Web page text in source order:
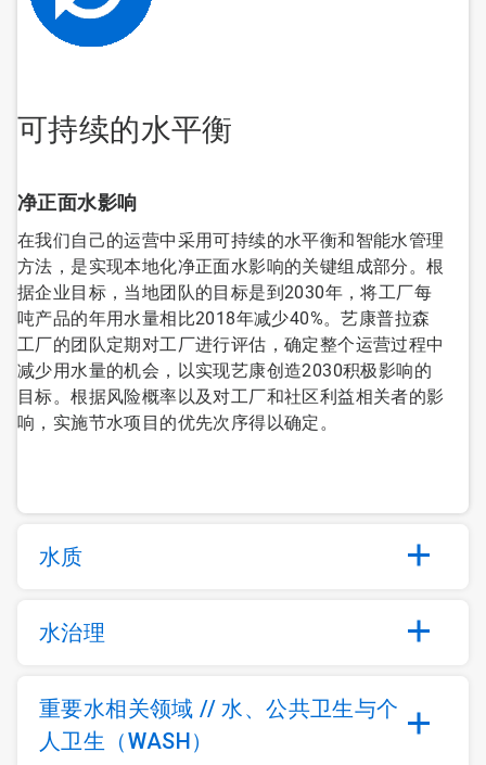
可持续的水平衡
净正面水影响
在我们自己的运营中采用可持续的水平衡和智能水管理
方法，是实现本地化净正面水影响的关键组成部分。根
据企业目标，当地团队的目标是到2030年，将工厂每
吨产品的年用水量相比2018年减少40%。艺康普拉森
工厂的团队定期对工厂进行评估，确定整个运营过程中
减少用水量的机会，以实现艺康创造2030积极影响的
目标。根据风险概率以及对工厂和社区利益相关者的影
响，实施节水项目的优先次序得以确定。
水质
水治理
重要水相关领域 // 水、公共卫生与个
人卫生（WASH）